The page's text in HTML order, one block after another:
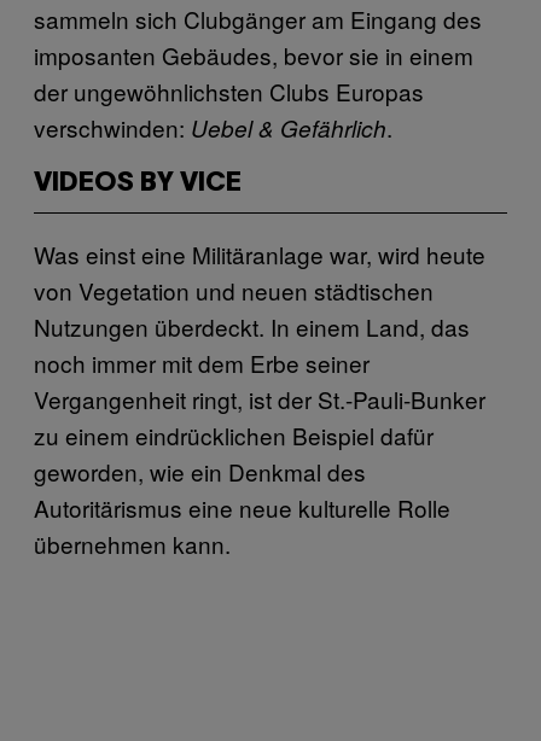
sammeln sich Clubgänger am Eingang des
imposanten Gebäudes, bevor sie in einem
der ungewöhnlichsten Clubs Europas
verschwinden: Uebel & Gefährlich.
VIDEOS BY VICE
Was einst eine Militäranlage war, wird heute
von Vegetation und neuen städtischen
Nutzungen überdeckt. In einem Land, das
noch immer mit dem Erbe seiner
Vergangenheit ringt, ist der St.-Pauli-Bunker
zu einem eindrücklichen Beispiel dafür
geworden, wie ein Denkmal des
Autoritärismus eine neue kulturelle Rolle
übernehmen kann.